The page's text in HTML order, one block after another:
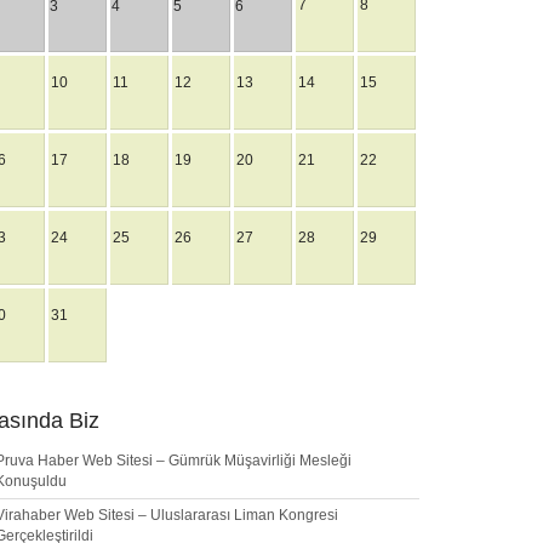
3 4 5 6 7 8
10 11 12 13 14 15
17 18 19 20 21 22
24 25 26 27 28 29
31
Biz
Haber Web Sitesi – Gümrük Müşavirliği Mesleği
Web Sitesi – Uluslararası Liman Kongresi